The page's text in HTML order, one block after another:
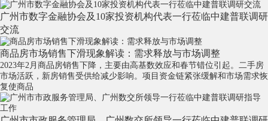
广州市数字金融协会及10家投资机构代表一行莅临中建普联调研
交流
商品房市场销售下滑现象解读：需求释放与市场调整
2023年2月商品房销售下降，主要由高基数效应和春节错位引起。二手房
市场活跃，新房销售受供给减少影响。项目资金链紧张缓解和市场需求恢
复使商品